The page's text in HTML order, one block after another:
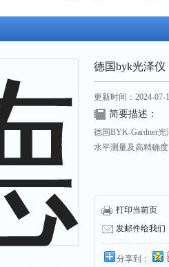
德国byk光泽仪
更新时间：2024-07-
简要描述：
德国BYK-Gardner
水平测量及高精确度
打印当前页
发邮件给我们
分享到：